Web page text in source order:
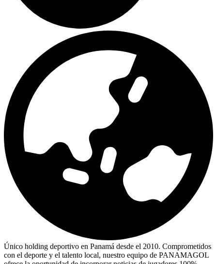
Único holding deportivo en Panamá desde el 2010. Comprometidos
con el deporte y el talento local, nuestro equipo de PANAMAGOL